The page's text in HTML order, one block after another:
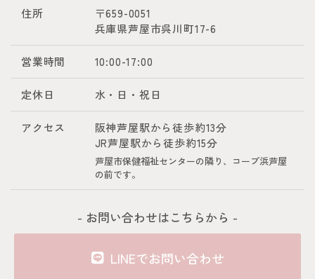
住所
〒659-0051
兵庫県芦屋市呉川町17-6
営業時間 10:00-17:00
定休日 水・日・祝日
アクセス
阪神芦屋駅から徒歩約13分
JR芦屋駅から徒歩約15分
芦屋市保健福祉センターの隣り、コープ浜芦屋
の前です。
- お問い合わせはこちらから -
LINEでお問い合わせ